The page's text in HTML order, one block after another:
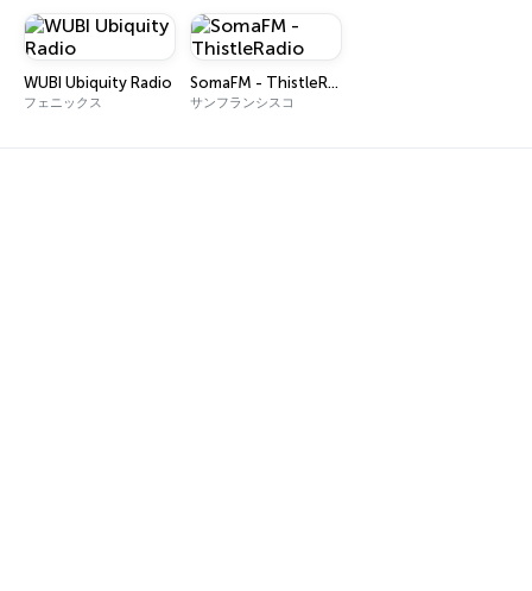
WUBI Ubiquity Radio
フェニックス
SomaFM - ThistleRadio
サンフランシスコ